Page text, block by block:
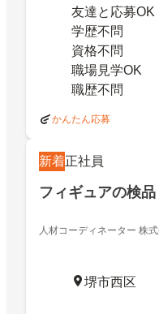
友達と応募OK
学歴不問
資格不問
職場見学OK
職歴不問
かんたん応募
新着正社員
フィギュアの検品
人材コーディネーター 株
堺市西区